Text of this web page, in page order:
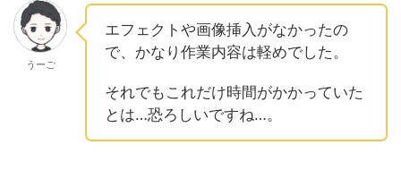
うーご
エフェクトや画像挿入がなかったの
で、かなり作業内容は軽めでした。
それでもこれだけ時間がかかっていた
とは…恐ろしいですね…。